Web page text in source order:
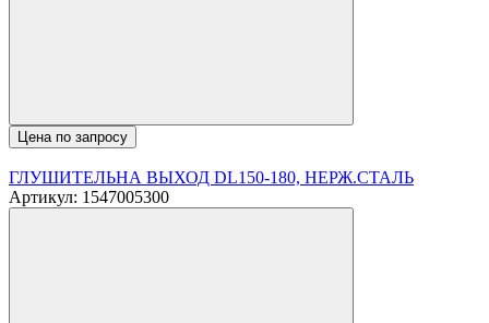
Цена по запросу
ГЛУШИТЕЛЬНА ВЫХОД DL150-180, НЕРЖ.СТАЛЬ
Артикул: 1547005300